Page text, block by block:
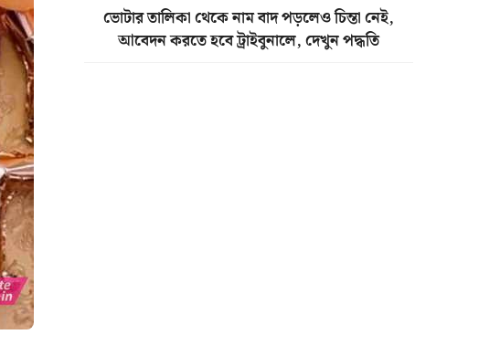
ভোটার তালিকা থেকে নাম বাদ পড়লেও চিন্তা নেই,
আবেদন করতে হবে ট্রাইবুনালে, দেখুন পদ্ধতি